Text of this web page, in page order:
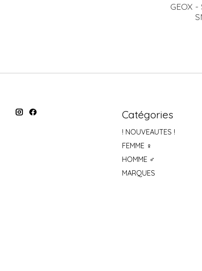
GEOX -
Catégories
! NOUVEAUTES !
FEMME ♀
HOMME ♂
MARQUES